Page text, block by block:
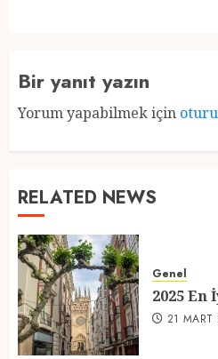
Bir yanıt yazın
Yorum yapabilmek için
RELATED NEWS
Genel
2025
21 MART